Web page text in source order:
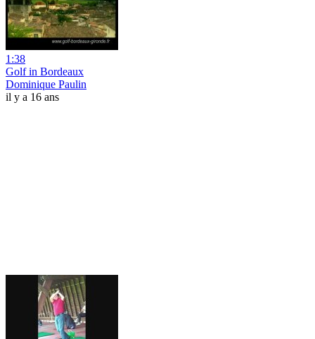
1:38
Golf in Bordeaux
Dominique Paulin
il y a 16 ans